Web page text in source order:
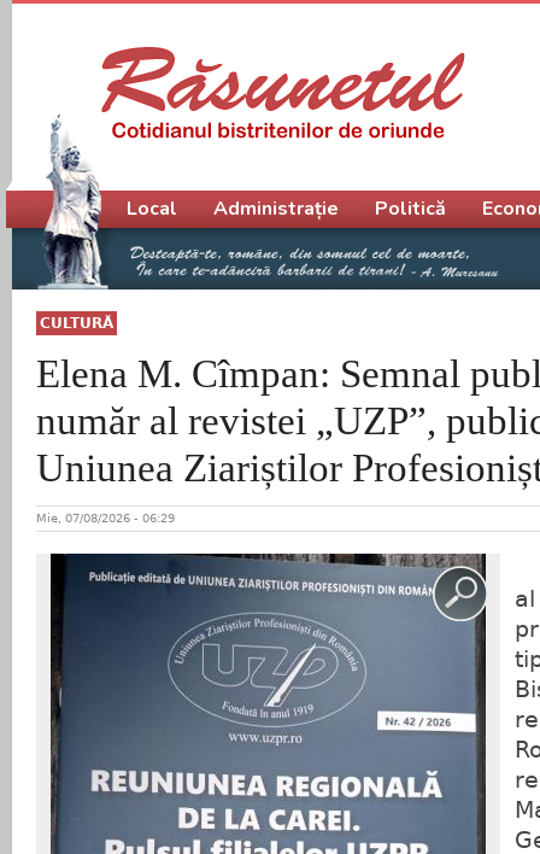
CULTURĂ
Elena M. Cîmpan: Semnal
număr al revistei „UZP”,
Uniunea Ziariștilor
Mie, 07/08/2026 - 06:29
al
Meniu principal
Local Administrație Politică